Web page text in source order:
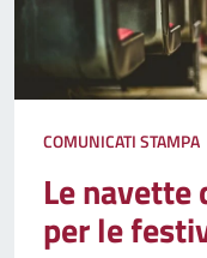
COMUNICATI STAMPA
Le navette
per le